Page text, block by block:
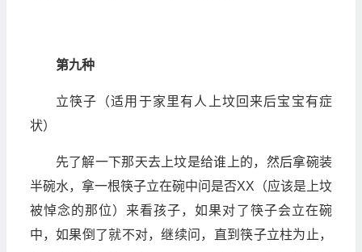
第九种
立筷子（适用于家里有人上坟回来后宝宝有症
状）
先了解一下那天去上坟是给谁上的，然后拿碗装
半碗水，拿一根筷子立在碗中问是否XX（应该是上坟
被悼念的那位）来看孩子，如果对了筷子会立在碗
中，如果倒了就不对，继续问，直到筷子立柱为止，